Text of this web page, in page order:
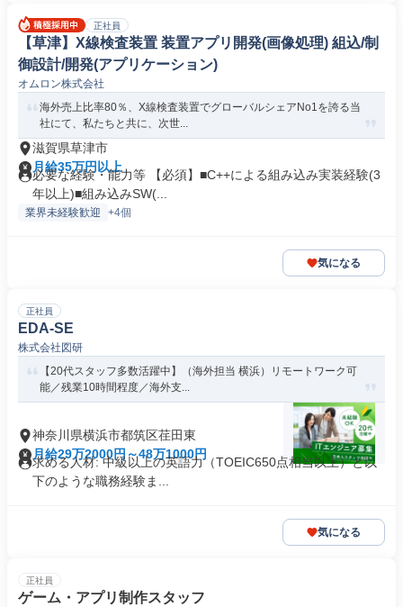
正社員
【草津】X線検査装置 装置アプリ開発(画像処理) 組込/制
御設計/開発(アプリケーション)
オムロン株式会社
海外売上比率80％、X線検査装置でグローバルシェアNo1を誇る当
社にて、私たちと共に、次世...
滋賀県草津市
月給35万円以上
必要な経験・能力等 【必須】■C++による組み込み実装経験(3
年以上)■組み込みSW(...
業界未経験歓迎 +4個
気になる
正社員
EDA-SE
株式会社図研
【20代スタッフ多数活躍中】（海外担当 横浜）リモートワーク可
能／残業10時間程度／海外支...
神奈川県横浜市都筑区荏田東
月給29万2000円～48万1000円
求める人材: 中級以上の英語力（TOEIC650点相当以上）と以
下のような職務経験ま...
気になる
正社員
ゲーム・アプリ制作スタッフ